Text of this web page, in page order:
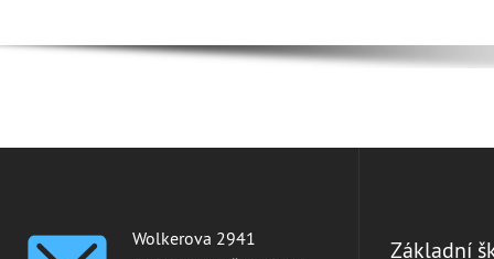
Wolkerova 2941
Základní